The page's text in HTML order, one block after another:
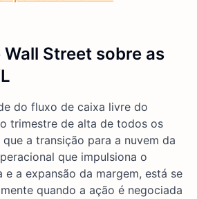
Street sobre as
do fluxo de caixa livre do
trimestre de alta de todos os
a transição para a nuvem da
que impulsiona o
e a expansão da margem, está se
quando a ação é negociada